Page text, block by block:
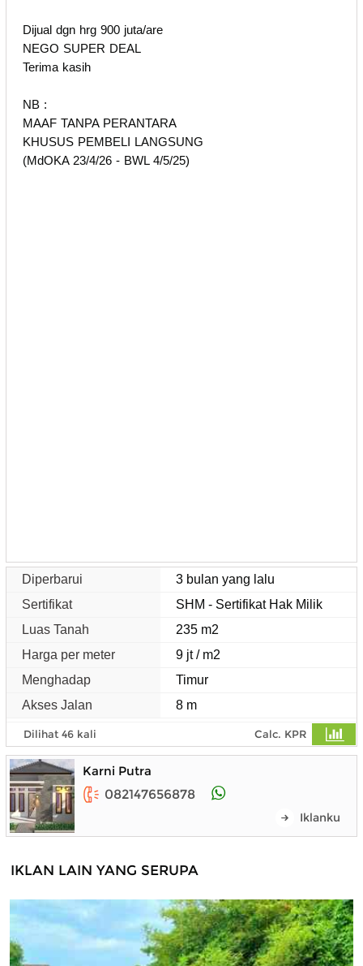
Dijual dgn hrg 900 juta/are
NEGO SUPER DEAL
Terima kasih
NB :
MAAF TANPA PERANTARA
KHUSUS PEMBELI LANGSUNG
(MdOKA 23/4/26 - BWL 4/5/25)
Diperbarui
3 bulan yang lalu
Sertifikat
SHM - Sertifikat Hak Milik
Luas Tanah
235 m2
Harga per meter
9 jt / m2
Menghadap
Timur
Akses Jalan
8 m
Dilihat 46 kali Calc. KPR
Karni Putra
082147656878
Iklanku
IKLAN LAIN YANG SERUPA